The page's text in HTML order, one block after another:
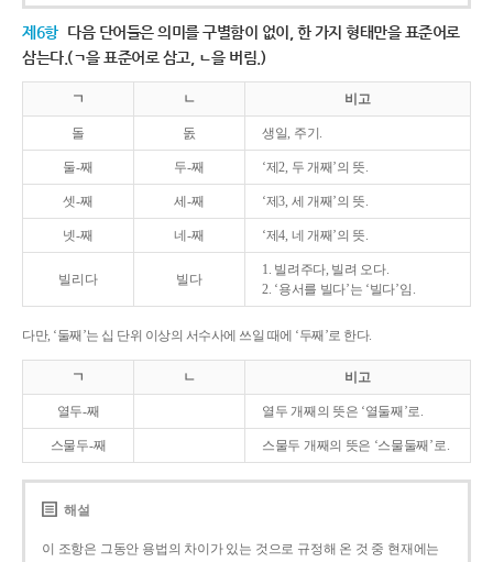
제6항 다음 단어들은 의미를 구별함이 없이, 한 가지 형태만을 표준어로
삼는다.(ㄱ을 표준어로 삼고, ㄴ을 버림.)
ㄱ ㄴ 비고
돌 돐 생일, 주기.
둘-째 두-째 ‘제2, 두 개째’의 뜻.
셋-째 세-째 ‘제3, 세 개째’의 뜻.
넷-째 네-째 ‘제4, 네 개째’의 뜻.
빌리다 빌다
1. 빌려주다, 빌려 오다.
2. ‘용서를 빌다’는 ‘빌다’임.
다만, ‘둘째’는 십 단위 이상의 서수사에 쓰일 때에 ‘두째’로 한다.
ㄱ ㄴ 비고
열두-째 열두 개째의 뜻은 ‘열둘째’로.
스물두-째 스물두 개째의 뜻은 ‘스물둘째’로.
해설
이 조항은 그동안 용법의 차이가 있는 것으로 규정해 온 것 중 현재에는